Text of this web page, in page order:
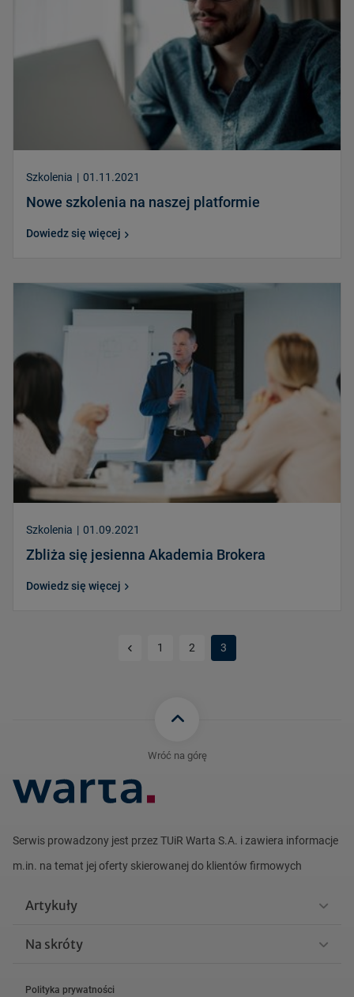
Szkolenia | 01.11.2021
Nowe szkolenia na naszej platformie
Dowiedz się więcej
Szkolenia | 01.09.2021
Zbliża się jesienna Akademia Brokera
Dowiedz się więcej
Poprzednia strona
1 2 3
Wróć na górę
Serwis prowadzony jest przez TUiR Warta S.A. i zawiera informacje
m.in. na temat jej oferty skierowanej do klientów firmowych
Artykuły
Na skróty
Polityka prywatności